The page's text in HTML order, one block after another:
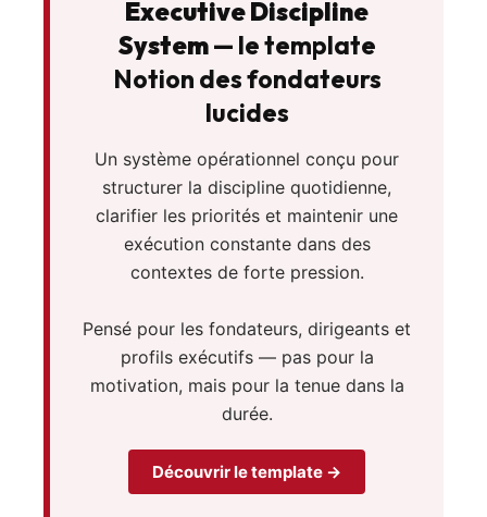
Executive Discipline
System— le template
Notion des fondateurs
lucides
Un système opérationnel conçu pour
structurer la discipline quotidienne,
clarifier les priorités et maintenir une
exécution constante dans des
contextes de forte pression.
Pensé pour les fondateurs, dirigeants et
profils exécutifs — pas pour la
motivation, mais pour la tenue dans la
durée.
Découvrir le template →